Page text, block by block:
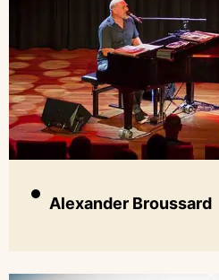
Alexander Broussard